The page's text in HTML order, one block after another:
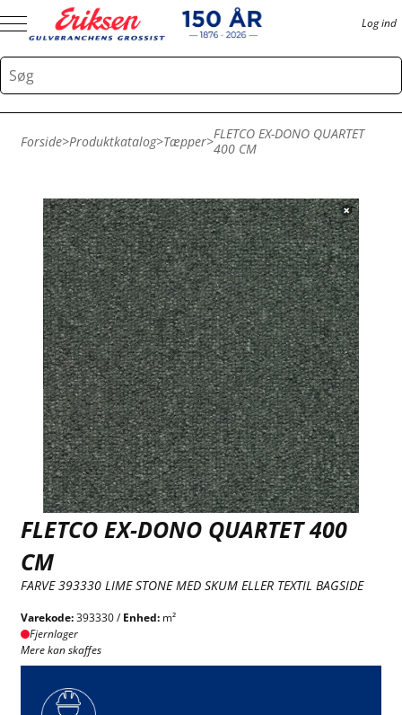
Log ind
Forside>Produktkatalog>Tæpper>FLETCO EX-DONO QUARTET
400 CM
FLETCO EX-DONO QUARTET 400
CM
FARVE 393330 LIME STONE MED SKUM ELLER TEXTIL BAGSIDE
Varekode:393330 /Enhed: m²
Fjernlager
Mere kan skaffes